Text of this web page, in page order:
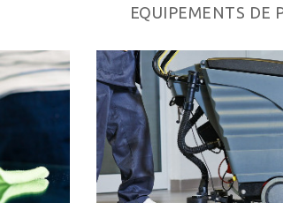
EQUIPEMENTS DE